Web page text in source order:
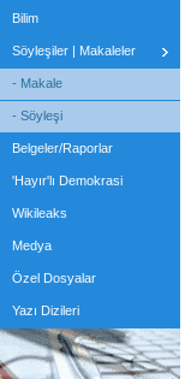
Bilim
Söyleşiler | Makaleler
- Makale
- Söyleşi
Belgeler/Raporlar
'Hayır'lı Demokrasi
Wikileaks
Medya
Özel Dosyalar
Yazı Dizileri